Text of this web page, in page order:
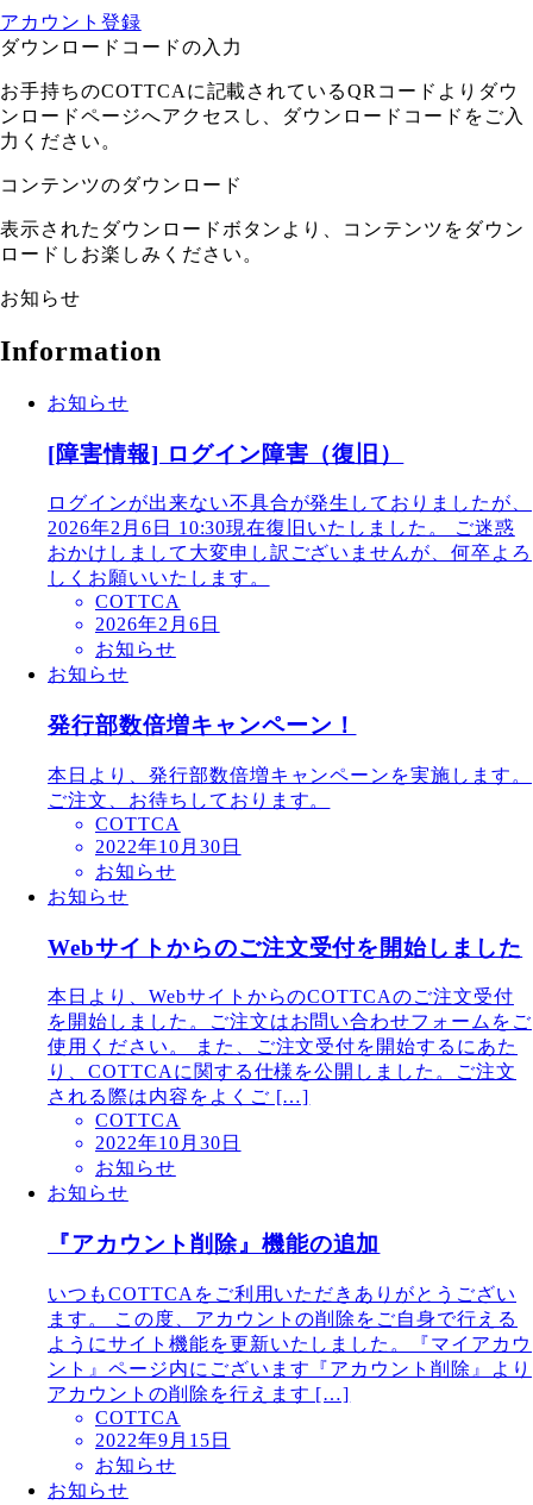
アカウント登録
ダウンロードコードの入力
お手持ちのCOTTCAに記載されているQRコードよりダウ
ンロードページへアクセスし、ダウンロードコードをご入
力ください。
コンテンツのダウンロード
表示されたダウンロードボタンより、コンテンツをダウン
ロードしお楽しみください。
お知らせ
Information
お知らせ
[障害情報] ログイン障害（復旧）
ログインが出来ない不具合が発生しておりましたが、
2026年2月6日 10:30現在復旧いたしました。 ご迷惑
おかけしまして大変申し訳ございませんが、何卒よろ
しくお願いいたします。
COTTCA
2026年2月6日
お知らせ
お知らせ
発行部数倍増キャンペーン！
本日より、発行部数倍増キャンペーンを実施します。
ご注文、お待ちしております。
COTTCA
2022年10月30日
お知らせ
お知らせ
Webサイトからのご注文受付を開始しました
本日より、WebサイトからのCOTTCAのご注文受付
を開始しました。ご注文はお問い合わせフォームをご
使用ください。 また、ご注文受付を開始するにあた
り、COTTCAに関する仕様を公開しました。ご注文
される際は内容をよくご […]
COTTCA
2022年10月30日
お知らせ
お知らせ
『アカウント削除』機能の追加
いつもCOTTCAをご利用いただきありがとうござい
ます。 この度、アカウントの削除をご自身で行える
ようにサイト機能を更新いたしました。『マイアカウ
ント』ページ内にございます『アカウント削除』より
アカウントの削除を行えます […]
COTTCA
2022年9月15日
お知らせ
お知らせ